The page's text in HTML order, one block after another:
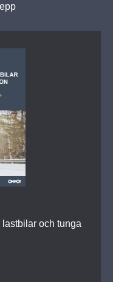
och tunga